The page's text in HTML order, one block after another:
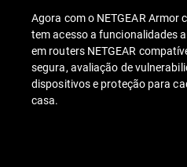
Agora com o NETGEAR Armor
tem acesso a funcionalidades
em routers NETGEAR
segura, avaliação de
dispositivos e proteção para
casa.